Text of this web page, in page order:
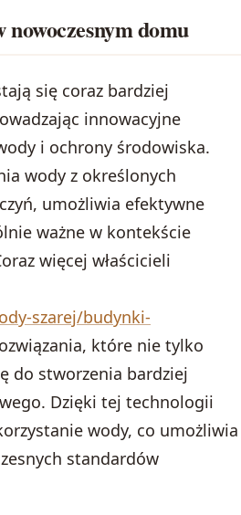
domu
się coraz bardziej
innowacyjne
i ochrony środowiska.
wody z określonych
umożliwia efektywne
ważne w kontekście
więcej właścicieli
szarej/budynki-
które nie tylko
do stworzenia bardziej
Dzięki tej technologii
wody, co umożliwia
standardów